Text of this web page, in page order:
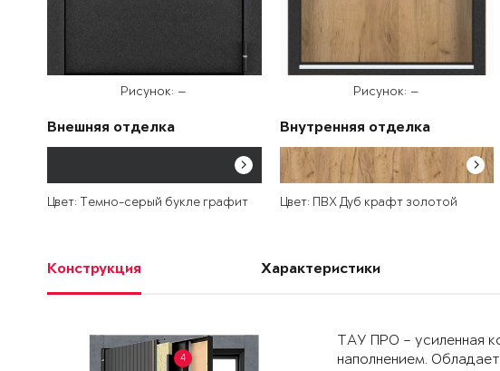
Рисунок: —
Внешняя отделка
Цвет: Темно-серый букле графит
Рисунок: —
Внутренняя отделка
Цвет: ПВХ Дуб крафт золотой
Конструкция Характеристики
4
ТАУ ПРО – усиленная
наполнением.